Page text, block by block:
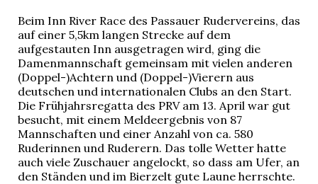
Beim Inn River Race des Passauer Rudervereins, das
auf einer 5,5km langen Strecke auf dem
aufgestauten Inn ausgetragen wird, ging die
Damenmannschaft gemeinsam mit vielen anderen
(Doppel-)Achtern und (Doppel-)Vierern aus
deutschen und internationalen Clubs an den Start.
Die Frühjahrsregatta des PRV am 13. April war gut
besucht, mit einem Meldeergebnis von 87
Mannschaften und einer Anzahl von ca. 580
Ruderinnen und Ruderern. Das tolle Wetter hatte
auch viele Zuschauer angelockt, so dass am Ufer, an
den Ständen und im Bierzelt gute Laune herrschte.